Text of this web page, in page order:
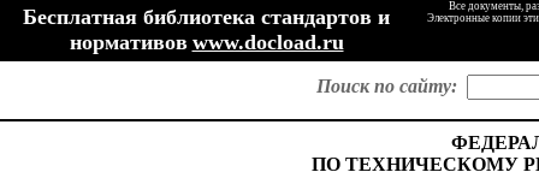
Бесплатная библиотека стандартов и
нормативов www.docload.ru
Все документы,
Электронные копии
Поиск по сайту:
ПО ТЕХНИЧЕСКОМУ